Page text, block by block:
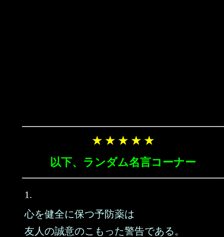
★ ★ ★ ★ ★
以下、ランダム名言コーナー
1.
心を健全に保つ予防薬は
友人の誠意のこもった警告である。